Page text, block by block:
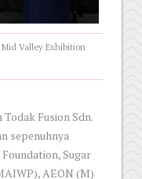
Valley Exhibition
Todak Fusion Sdn.
sepenuhnya
Sugar
AEON (M)